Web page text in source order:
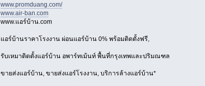
www.promduang.com/
www.air-ban.com
www.แอร์บ้าน.com
แอร์บ้านราคาโรงงาน ผ่อนแอร์บ้าน 0% พร้อมติดตั้งฟรี,
รับเหมาติดตั้งแอร์บ้าน อพาร์ทเม้นท์ พื้นที่กรุงเทพและปริมณฑล
ขายส่งแอร์บ้าน, ขายส่งแอร์โรงงาน, บริการล้างแอร์บ้าน*